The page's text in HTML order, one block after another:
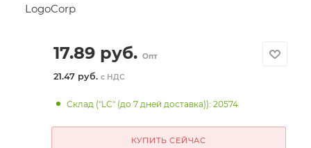
LogoCorp
17.89руб. Опт
21.47 руб. с НДС
Склад ("LC" (до 7 дней доставка)): 20574
КУПИТЬ СЕЙЧАС